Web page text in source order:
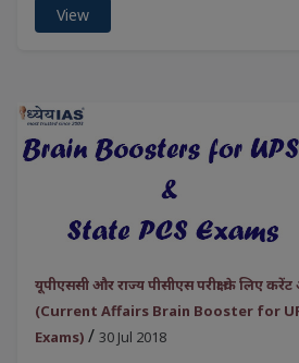
View
यूपीएससी और राज्य पीसीएस परीक्षा के लिए करेंट
(Current Affairs Brain Booster for
Exams) / 30 Jul 2018